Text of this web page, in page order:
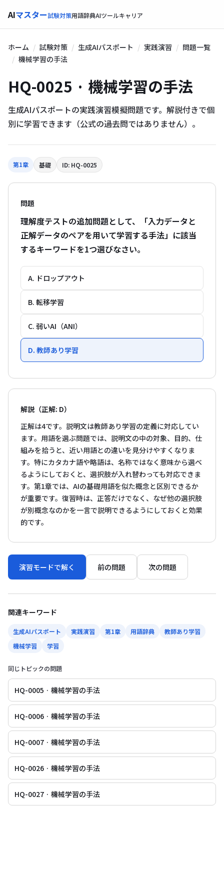
AIマスター試験対策用語辞典AIツールキャリア
ホーム 試験対策 生成AIパスポート 実践演習
問題一覧
機械学習の手法
HQ-0025 · 機械学習の手法
生成AIパスポートの実践演習模擬問題です。解説付きで個
別に学習できます（公式の過去問ではありません）。
第1章 基礎 ID: HQ-0025
問題
理解度テストの追加問題として、「入力データと
正解データのペアを用いて学習する手法」に該当
するキーワードを1つ選びなさい。
A. ドロップアウト
B. 転移学習
C. 弱いAI（ANI）
D. 教師あり学習
解説（正解: D）
正解は4です。説明文は教師あり学習の定義に対応してい
ます。用語を選ぶ問題では、説明文の中の対象、目的、仕
組みを拾うと、近い用語との違いを見分けやすくなりま
す。特にカタカナ語や略語は、名称ではなく意味から選べ
るようにしておくと、選択肢が入れ替わっても対応できま
す。第1章では、AIの基礎用語を似た概念と区別できるか
が重要です。復習時は、正答だけでなく、なぜ他の選択肢
が別概念なのかを一言で説明できるようにしておくと効果
的です。
演習モードで解く 前の問題 次の問題
関連キーワード
生成AIパスポート 実践演習 第1章 用語辞典
教師あり学習
機械学習
学習
同じトピックの問題
HQ-0005 · 機械学習の手法
HQ-0006 · 機械学習の手法
HQ-0007 · 機械学習の手法
HQ-0026 · 機械学習の手法
HQ-0027 · 機械学習の手法